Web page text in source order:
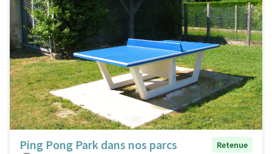
Ping Pong Park dans nos parcs
Retenue